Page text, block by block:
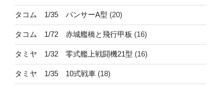
タコム 1/35 パンサーA型 (20)
タコム 1/72 赤城艦橋と飛行甲板 (16)
タミヤ 1/32 零式艦上戦闘機21型 (16)
タミヤ 1/35 10式戦車 (18)